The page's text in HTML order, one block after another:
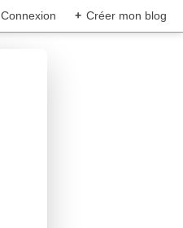
Connexion + Créer mon blog